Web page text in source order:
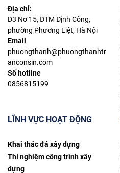
Địa chỉ:
D3 Nơ 15, ĐTM Định Công,
phường Phương Liệt, Hà Nội
Email
phuongthanh@phuongthanhtr
anconsin.com
Số hotline
0856815199
LĨNH VỰC HOẠT ĐỘNG
Khai thác đá xây dựng
Thí nghiệm công trình xây
dựng